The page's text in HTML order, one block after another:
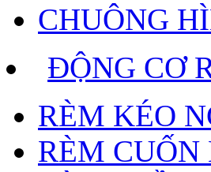
CHUÔNG
ĐỘNG CƠ
RÈM KÉO
RÈM CUỐN